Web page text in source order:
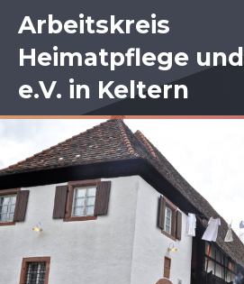
Arbeitskreis
Heimatpflege
e.V. in Keltern